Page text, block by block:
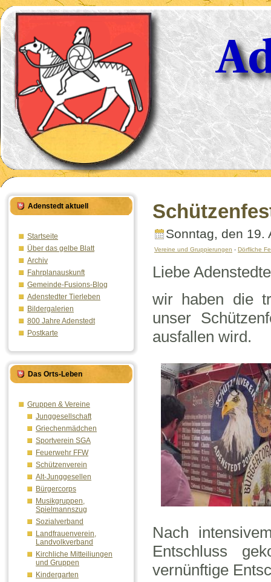
Adenstedt aktuell
Startseite
Über das gelbe Blatt
Archiv
Fahrplanauskunft
Gemeinde-Fusions-Blog
Adenstedter Tierleben
Bildergalerien
800 Jahre Adenstedt
Postkarte
Das Orts-Leben
Gruppen & Vereine
Junggesellschaft
Griechenmädchen
Sportverein SGA
Feuerwehr FFW
Schützenverein
Alt-Junggesellen
Bürgercorps
Musikgruppen,
Spielmannszug
Sozialverband
Landfrauenverein,
Landvolkverband
Kirchliche Mitteiliungen
und Gruppen
Kindergarten
Sonntag, den 19.
Vereine und Gruppierungen - Dörfliche
Liebe
wir haben die
unser
ausfallen wird.
Nach
Entschluss
vernünftige